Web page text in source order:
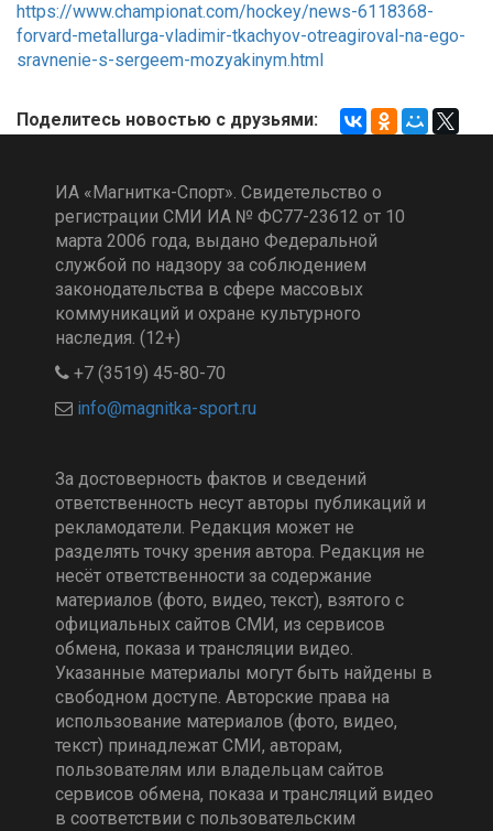
https://www.championat.com/hockey/news-6118368-
forvard-metallurga-vladimir-tkachyov-otreagiroval-na-ego-
sravnenie-s-sergeem-mozyakinym.html
Поделитесь новостью с друзьями:
ИА «Магнитка-Спорт». Свидетельство о
регистрации СМИ ИА № ФС77-23612 от 10
марта 2006 года, выдано Федеральной
службой по надзору за соблюдением
законодательства в сфере массовых
коммуникаций и охране культурного
наследия. (12+)
+7 (3519) 45-80-70
За достоверность фактов и сведений
ответственность несут авторы публикаций и
рекламодатели. Редакция может не
разделять точку зрения автора. Редакция не
несёт ответственности за содержание
материалов (фото, видео, текст), взятого с
официальных сайтов СМИ, из сервисов
обмена, показа и трансляции видео.
Указанные материалы могут быть найдены в
свободном доступе. Авторские права на
использование материалов (фото, видео,
текст) принадлежат СМИ, авторам,
пользователям или владельцам сайтов
сервисов обмена, показа и трансляций видео
в соответствии с пользовательским